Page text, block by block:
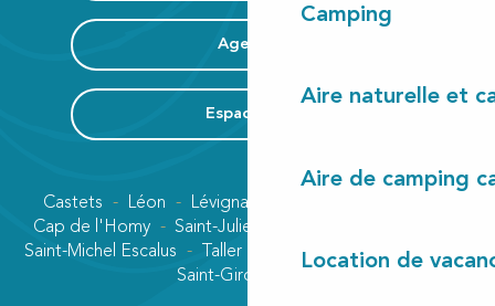
Camping
Aire naturelle et
Aire de camping
Location de
Agenda
Espace Pro
Castets Léon Lévignacq
Cap de l'Homy
Saint-Julien-en-Born
Saint-Michel Escalus
Taller
Vielle-Saint-Girons
Saint-Girons plage